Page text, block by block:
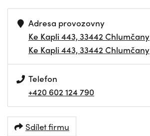
Adresa provozovny
Ke Kapli 443, 33442 Chlumčany
Ke Kapli 443, 33442 Chlumčany
Telefon
+420 602 124 790
Sdílet firmu